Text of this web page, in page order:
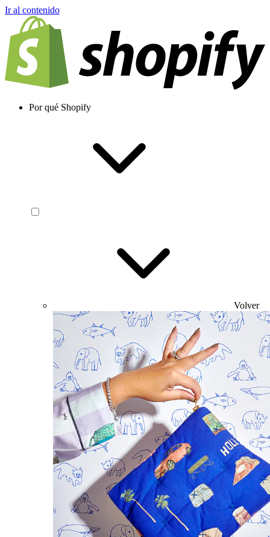
Ir al contenido
Por qué Shopify
Volver